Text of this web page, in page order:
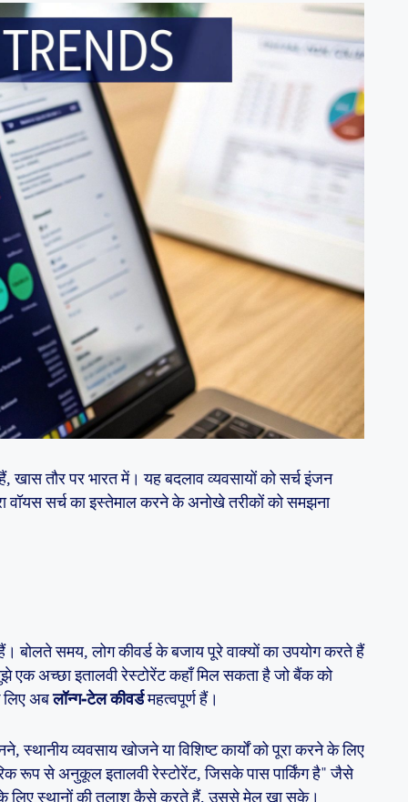
तौर पर भारत में। यह बदलाव व्यवसायों को सर्च इंजन
वॉयस सर्च का इस्तेमाल करने के अनोखे तरीकों को समझना
बोलते समय, लोग कीवर्ड के बजाय पूरे वाक्यों का उपयोग करते हैं
अच्छा इतालवी रेस्टोरेंट कहाँ मिल सकता है जो बैंक को
लिए अबलॉन्ग-टेल कीवर्डमहत्वपूर्ण हैं।
स्थानीय व्यवसाय खोजने या विशिष्ट कार्यों को पूरा करने के लिए
रूप से अनुकूल इतालवी रेस्टोरेंट, जिसके पास पार्किंग है" जैसे
के लिए स्थानों की तलाश कैसे करते हैं, उससे मेल खा सके।